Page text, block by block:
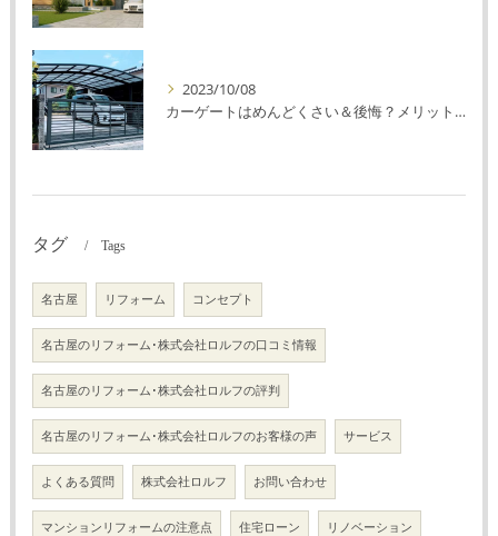
2023/10/08
カーゲートはめんどくさい＆後悔？メリット・デメリットを解説！
タグ Tags
名古屋 リフォーム コンセプト
名古屋のリフォーム･株式会社ロルフの口コミ情報
名古屋のリフォーム･株式会社ロルフの評判
名古屋のリフォーム･株式会社ロルフのお客様の声 サービス
よくある質問 株式会社ロルフ お問い合わせ
マンションリフォームの注意点 住宅ローン リノベーション